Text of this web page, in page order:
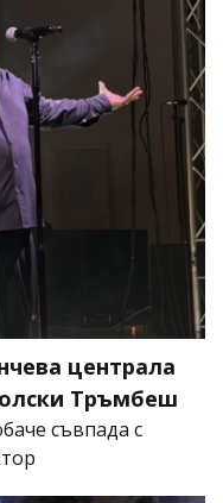
централа
Тръмбеш
съвпада с